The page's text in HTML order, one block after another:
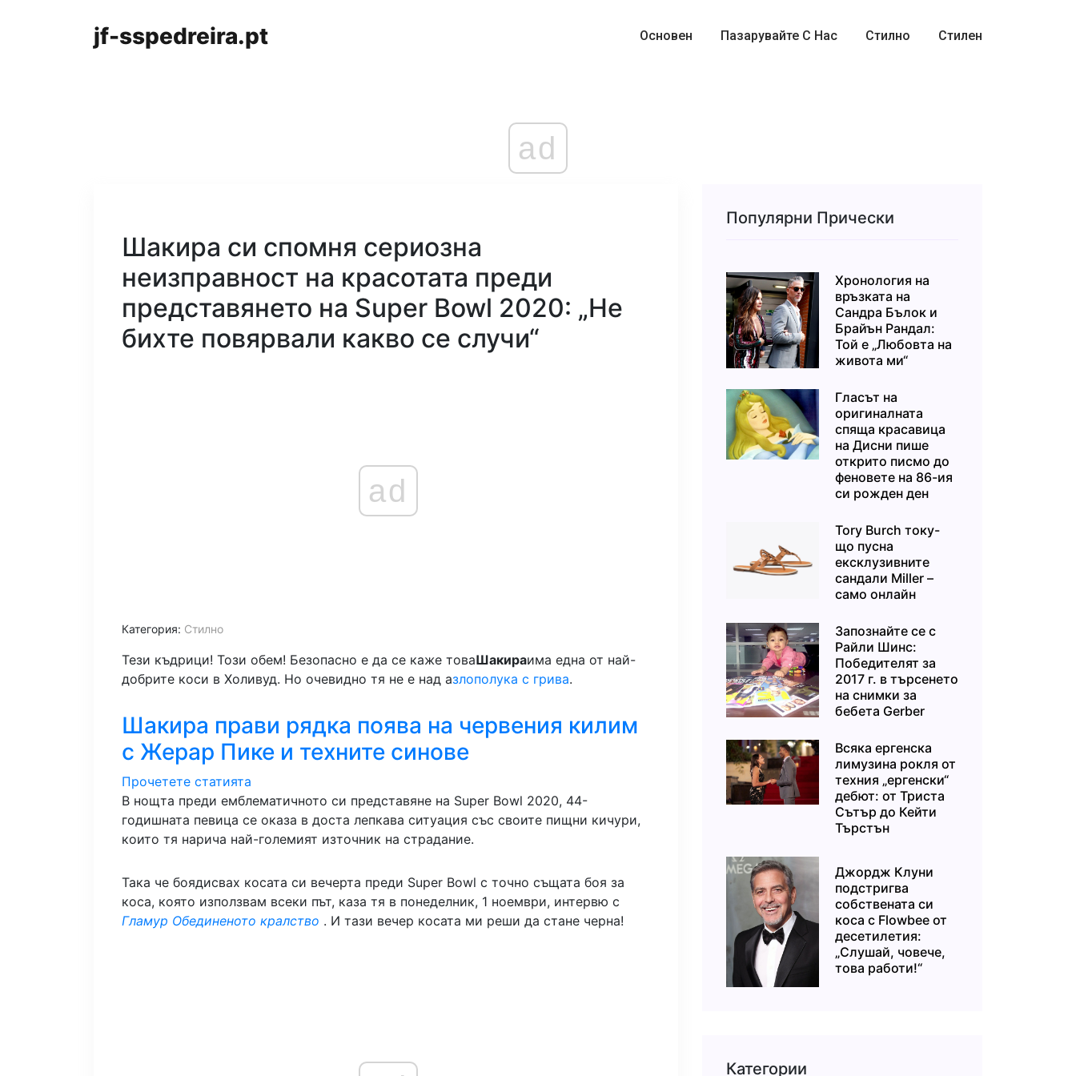
jf-sspedreira.pt Основен Пазарувайте С Нас Стилно Стилен
ad
Шакира си спомня сериозна
неизправност на красотата преди
представянето на Super Bowl 2020: „Не
бихте повярвали какво се случи“
ad
Категория: Стилно
Тези къдрици! Този обем! Безопасно е да се каже товаШакираима една от най-
добрите коси в Холивуд. Но очевидно тя не е над азлополука с грива.
Шакира прави рядка поява на червения килим
с Жерар Пике и техните синове
Прочетете статията
В нощта преди емблематичното си представяне на Super Bowl 2020, 44-
годишната певица се оказа в доста лепкава ситуация със своите пищни кичури,
които тя нарича най-големият източник на страдание.
Така че боядисвах косата си вечерта преди Super Bowl с точно същата боя за
коса, която използвам всеки път, каза тя в понеделник, 1 ноември, интервю с
Гламур Обединеното кралство . И тази вечер косата ми реши да стане черна!
Популярни Прически
Хронология на
връзката на
Сандра Бълок и
Брайън Рандал:
Той е „Любовта на
живота ми“
Гласът на
оригиналната
спяща красавица
на Дисни пише
открито писмо до
феновете на 86-ия
си рожден ден
Tory Burch току-
що пусна
ексклузивните
сандали Miller –
само онлайн
Запознайте се с
Райли Шинс:
Победителят за
2017 г. в търсенето
на снимки за
бебета Gerber
Всяка ергенска
лимузина рокля от
техния „ергенски“
дебют: от Триста
Сътър до Кейти
Търстън
Джордж Клуни
подстригва
собствената си
коса с Flowbee от
десетилетия:
„Слушай, човече,
това работи!“
Категории